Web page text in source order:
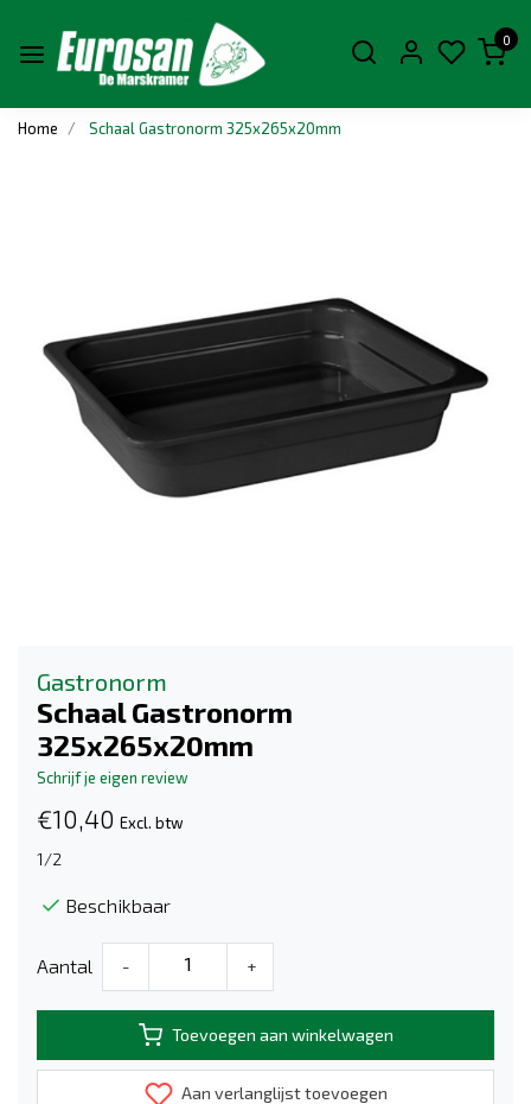
0
Home Schaal Gastronorm 325x265x20mm
Gastronorm
Schaal Gastronorm
325x265x20mm
Schrijf je eigen review
€10,40 Excl. btw
1/2
Beschikbaar
Aantal - +
Toevoegen aan winkelwagen
Aan verlanglijst toevoegen